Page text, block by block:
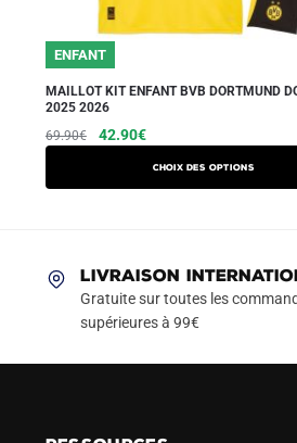
ENFANT
MAILLOT KIT ENFANT BVB DORTMUND
2025 2026
69.90€
Le
42.90€Le
Choix des options
Ce
produit
a
Les
options
peuvent
LIVRAISON
Gratuite sur toutes les
supérieures à 99€